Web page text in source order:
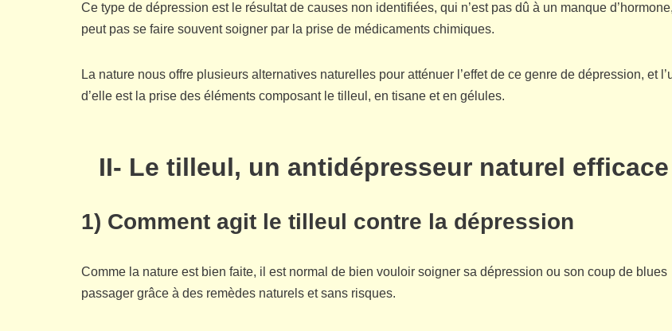
Ce type de dépression est le résultat de causes non identifiées, qui n’est pas dû à un manque
peut pas se faire souvent soigner par la prise de médicaments chimiques.
La nature nous offre plusieurs alternatives naturelles pour atténuer l’effet de ce genre de dépression, et
d’elle est la prise des éléments composant le tilleul, en tisane et en gélules.
II- Le tilleul, un antidépresseur naturel
1) Comment agit le tilleul contre la dépression
Comme la nature est bien faite, il est normal de bien vouloir soigner sa dépression ou son coup de blues
passager grâce à des remèdes naturels et sans risques.